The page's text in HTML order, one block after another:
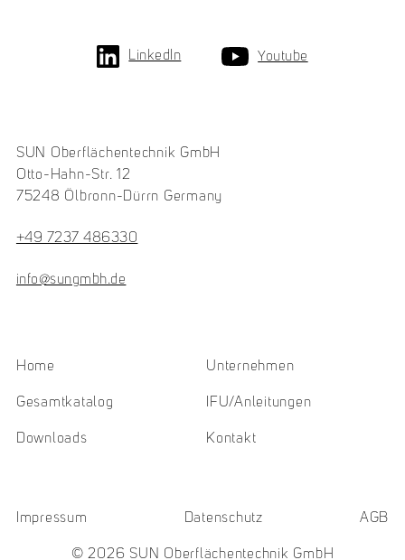
SUN Oberflächentechnik GmbH
Otto-Hahn-Str. 12
75248 Ölbronn-Dürrn Germany
+49 7237 486330
info@sungmbh.de
Home
Gesamtkatalog
Downloads
Unternehmen
IFU/Anleitungen
Kontakt
LinkedIn Youtube
© 2026 SUN Oberflächentechnik GmbH
Impressum Datenschutz AGB